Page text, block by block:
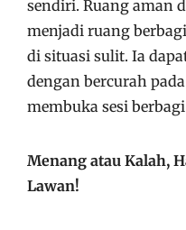
sendiri. Ruang aman
menjadi ruang
di situasi sulit. Ia
dengan bercurah
membuka sesi
Menang atau Kalah,
Lawan!